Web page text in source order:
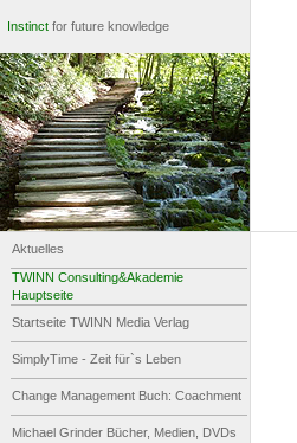
Instinct for future knowledge
Aktuelles
TWINN Consulting&Akademie
Hauptseite
Startseite TWINN Media Verlag
SimplyTime - Zeit für`s Leben
Change Management Buch: Coachment
Michael Grinder Bücher, Medien, DVDs